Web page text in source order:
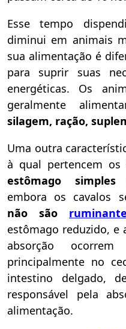
Esse tempo
diminui em animais
sua alimentação é
para suprir suas
energéticas. Os
geralmente
silagem, ração,
Uma outra
à qual pertencem os
estômago simples
embora os cavalos
não são
estômago reduzido, e
absorção
principalmente no
intestino
delgado,
responsável pela
alimentação.